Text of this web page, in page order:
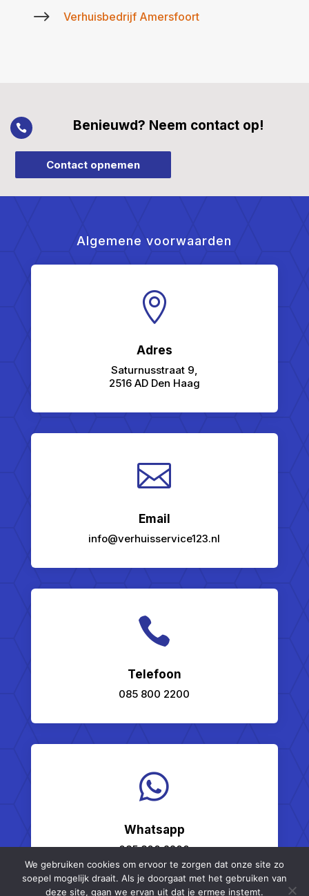
$ Verhuisbedrijf Amersfoort
 Benieuwd? Neem contact op!
Contact opnemen
Algemene voorwaarden

Adres
Saturnusstraat 9,
2516 AD Den Haag

Email
info@verhuisservice123.nl

Telefoon
085 800 2200

Whatsapp
085 800 2200
We gebruiken cookies om ervoor te zorgen dat onze site zo
soepel mogelijk draait. Als je doorgaat met het gebruiken van
deze site, gaan we ervan uit dat je ermee instemt.